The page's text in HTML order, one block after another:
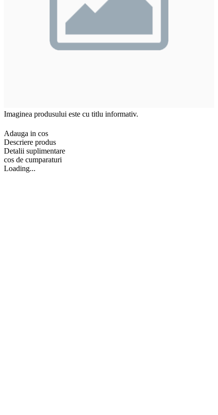
Imaginea produsului este cu titlu informativ.
Adauga in cos
Descriere produs
Detalii suplimentare
cos de cumparaturi
Loading...